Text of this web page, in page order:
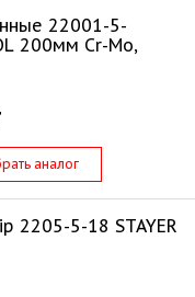
22001-5-
200мм Cr-Mo,
аналог
2205-5-18 STAYER